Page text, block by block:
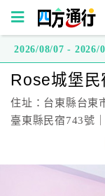
方
通
行
2026/08/07 - 2026/
Rose城堡民
住址：台東縣台東
臺東縣民宿743號｜